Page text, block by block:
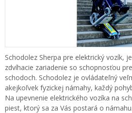
Schodolez Sherpa pre elektrický vozík,
zdvíhacie zariadenie so schopnosťou
schodoch. Schodolez je ovládateľný
akejkoľvek fyzickej námahy, každý
Na upevnenie elektrického vozíka na
piest, ktorý sa za Vás postará o